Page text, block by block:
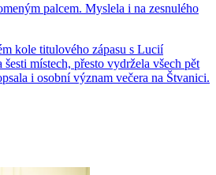
palcem. Myslela i na zesnulého
kole titulového zápasu s Lucií
místech, přesto vydržela všech pět
i osobní význam večera na Štvanici.